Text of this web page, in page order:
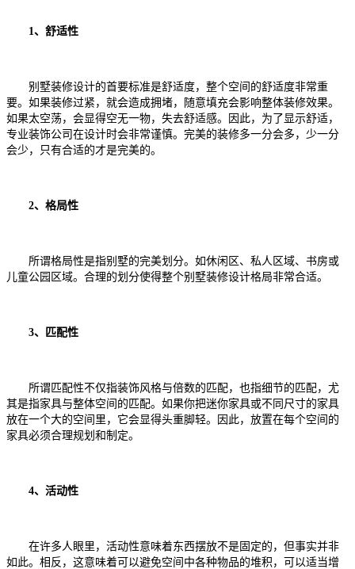
1、舒适性
别墅装修设计的首要标准是舒适度，整个空间的舒适度非常重
要。如果装修过紧，就会造成拥堵，随意填充会影响整体装修效果。
如果太空荡，会显得空无一物，失去舒适感。因此，为了显示舒适，
专业装饰公司在设计时会非常谨慎。完美的装修多一分会多，少一分
会少，只有合适的才是完美的。
2、格局性
所谓格局性是指别墅的完美划分。如休闲区、私人区域、书房或
儿童公园区域。合理的划分使得整个别墅装修设计格局非常合适。
3、匹配性
所谓匹配性不仅指装饰风格与倍数的匹配，也指细节的匹配，尤
其是指家具与整体空间的匹配。如果你把迷你家具或不同尺寸的家具
放在一个大的空间里，它会显得头重脚轻。因此，放置在每个空间的
家具必须合理规划和制定。
4、活动性
在许多人眼里，活动性意味着东西摆放不是固定的，但事实并非
如此。相反，这意味着可以避免空间中各种物品的堆积，可以适当增